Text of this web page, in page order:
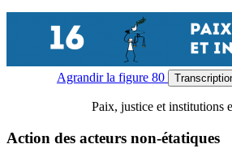
Agrandirla figure 80
Paix, justice et institutions
Action des acteurs non-étatiques